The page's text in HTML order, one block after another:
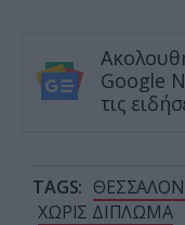
Google
τις
TAGS:
ΧΩΡΙΣ ΔΙΠΛΩΜΑ